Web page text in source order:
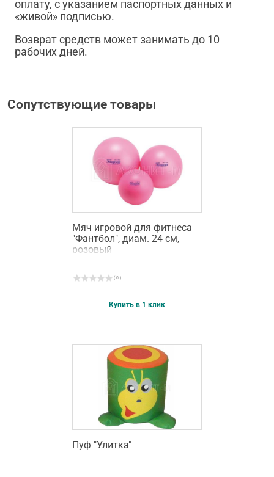
оплату, с указанием паспортных данных и
«живой» подписью.
Возврат средств может занимать до 10
рабочих дней.
Сопутствующие товары
Мяч игровой для фитнеса
"Фантбол", диам. 24 см,
розовый
( 0 )
Купить в 1 клик
Пуф "Улитка"